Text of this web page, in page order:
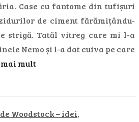
Case cu fantome din tufișuri
de ciment fărămițându-
strigă. Tatăl vitreg care mi l-a
Nemo și l-a dat cuiva pe care
mai mult